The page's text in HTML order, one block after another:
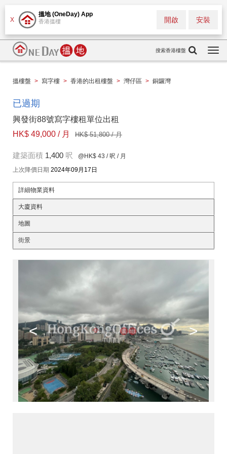
X
搵地 (OneDay) App
香港搵樓 安裝
開啟
搜索香港樓盤
搵樓盤 > 寫字樓 > 香港的出租樓盤 > 灣仔區 > 銅鑼灣
已過期
興發街88號寫字樓租單位出租
HK$ 49,000 / 月
HK$ 51,800 / 月
建築面積 1,400 呎 @HK$ 43 / 呎 / 月
上次降價日期 2024年09月17日
詳細物業資料
大廈資料
地圖
街景
< >